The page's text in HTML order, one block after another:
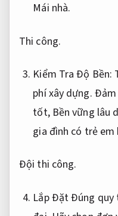
Mái nhà.
Thi công.
Kiểm Tra Độ Bền:
phí xây dựng. Đảm
tốt, Bền vững lâu
gia đình có trẻ em
Đội thi công.
Lắp Đặt Đúng quy